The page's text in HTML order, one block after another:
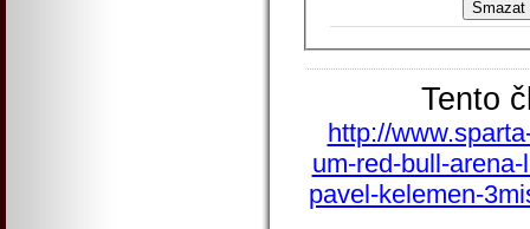
Tento
http://
um-red-bull-
pavel-kelemen-